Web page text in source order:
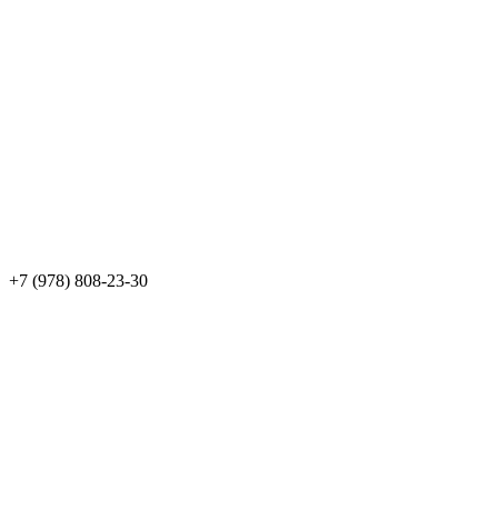
+7 (978) 808-23-30